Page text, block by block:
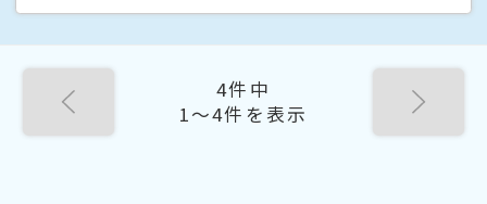
4件中
1〜4件を表示